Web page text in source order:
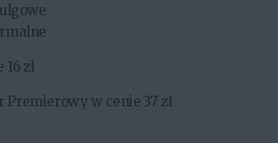
zł
Premierowy w cenie 37 zł